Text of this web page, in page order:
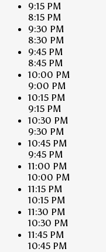
9:15 PM
8:15 PM
9:30 PM
8:30 PM
9:45 PM
8:45 PM
10:00 PM
9:00 PM
10:15 PM
9:15 PM
10:30 PM
9:30 PM
10:45 PM
9:45 PM
11:00 PM
10:00 PM
11:15 PM
10:15 PM
11:30 PM
10:30 PM
11:45 PM
10:45 PM